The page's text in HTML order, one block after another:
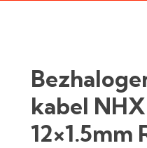
kabel
12×1.5mm